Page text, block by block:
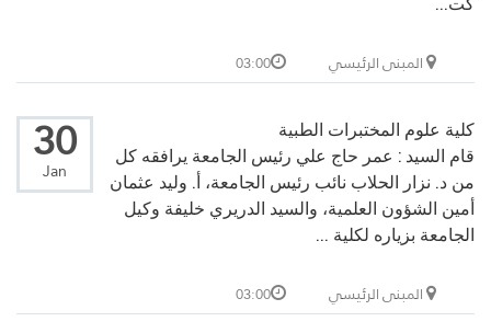
المبنى الرئيسي 03:00
30
Jan
كلية علوم المختبرات الطبية
قام السيد : عمر حاج علي رئيس الجامعة يرافقه كل
من د. نزار الحلاب نائب رئيس الجامعة، أ. وليد عثمان
أمين الشؤون العلمية، والسيد الدريري خليفة وكيل
الجامعة بزياره لكلية ...
المبنى الرئيسي 03:00